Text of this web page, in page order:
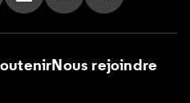
sur Tik Tok
nous sur X
Suivez nous sur LinkedIn
Suivez nous sur
Suivez nous
Nous rejoindre